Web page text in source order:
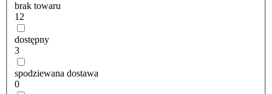
brak towaru
12
dostępny
3
spodziewana dostawa
0